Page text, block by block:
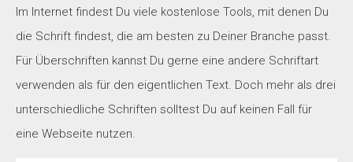
Im Internet findest Du viele kostenlose Tools, mit denen Du
die Schrift findest, die am besten zu Deiner Branche passt.
Für Überschriften kannst Du gerne eine andere Schriftart
verwenden als für den eigentlichen Text. Doch mehr als drei
unterschiedliche Schriften solltest Du auf keinen Fall für
eine Webseite nutzen.